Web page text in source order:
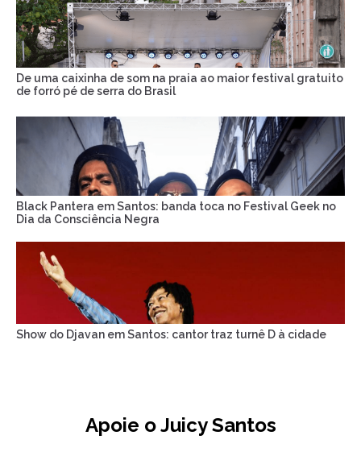
De uma caixinha de som na praia ao maior festival gratuito
de forró pé de serra do Brasil
Black Pantera em Santos: banda toca no Festival Geek no
Dia da Consciência Negra
Show do Djavan em Santos: cantor traz turnê D à cidade
Apoie o Juicy Santos